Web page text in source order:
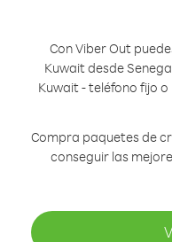
Con Viber Out
Kuwait desde
Kuwait - teléfono fijo o
Compra paquetes de
conseguir las